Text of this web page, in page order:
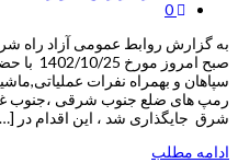
به گزارش روابط عمومی آزاد راه
صبح
سپاهان و بهمراه نفرات
رمپ های ضلع جنوب شرقی ،جنوب
شرق جایگذاری شد ، این اقدام در
ادامه مطلب